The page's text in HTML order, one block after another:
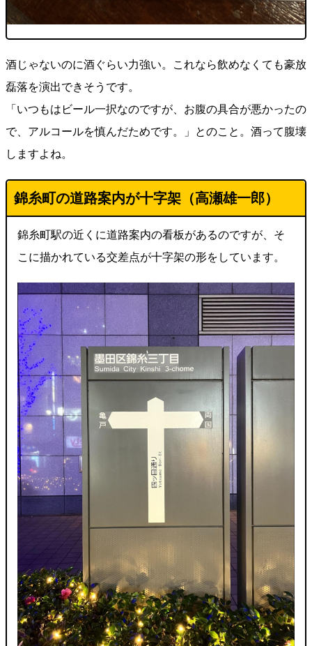
酒じゃないのに酒ぐらい力強い。これなら飲めなくても豪放
磊落を演出できそうです。
「いつもはビール一択なのですが、お腹の具合が悪かったの
で、アルコールを慎んだためです。」とのこと。酒って腹壊
しますよね。
錦糸町の道路案内が十字架（高瀬雄一郎）
錦糸町駅の近くに道路案内の看板があるのですが、そ
こに描かれている交差点が十字架の形をしています。